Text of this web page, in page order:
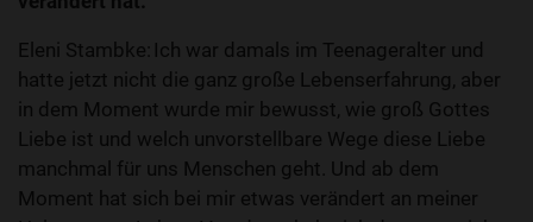
Eleni Stambke: Ich war damals im Teenageralter und
hatte jetzt nicht die ganz große Lebenserfahrung, aber
in dem Moment wurde mir bewusst, wie groß Gottes
Liebe ist und welch unvorstellbare Wege diese Liebe
manchmal für uns Menschen geht. Und ab dem
Moment hat sich bei mir etwas verändert an meiner